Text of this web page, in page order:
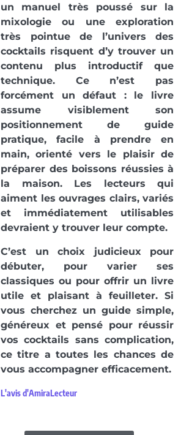
un manuel très poussé sur la
mixologie ou une exploration
très pointue de l’univers des
cocktails risquent d’y trouver un
contenu plus introductif que
technique. Ce n’est pas
forcément un défaut : le livre
assume visiblement son
positionnement de guide
pratique, facile à prendre en
main, orienté vers le plaisir de
préparer des boissons réussies à
la maison. Les lecteurs qui
aiment les ouvrages clairs, variés
et immédiatement utilisables
devraient y trouver leur compte.
C’est un choix judicieux pour
débuter, pour varier ses
classiques ou pour offrir un livre
utile et plaisant à feuilleter. Si
vous cherchez un guide simple,
généreux et pensé pour réussir
vos cocktails sans complication,
ce titre a toutes les chances de
vous accompagner efficacement.
L'avis d'AmiraLecteur